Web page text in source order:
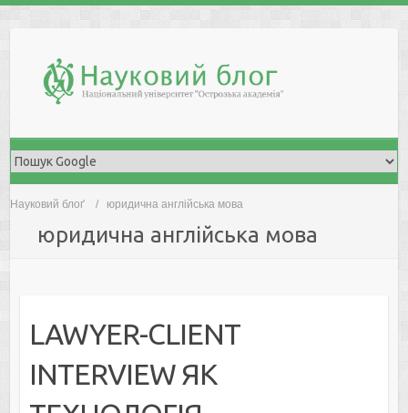
Науковий блоґ юридична англійська мова
юридична англійська мова
LAWYER-CLIENT
INTERVIEW ЯК